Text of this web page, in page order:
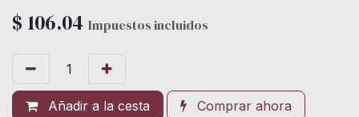
$ 106.04 Impuestos incluidos
Añadir a la cesta Comprar ahora